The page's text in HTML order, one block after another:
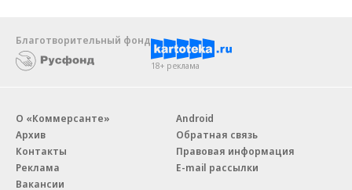
Благотворительный фонд
18+ реклама
О «Коммерсанте»
Архив
Контакты
Реклама
Вакансии
Android
Обратная связь
Правовая информация
E-mail рассылки